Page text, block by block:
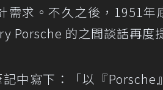
需求。不久之後，1951年
Porsche 的之間談話再度
中寫下：「以『Porsche